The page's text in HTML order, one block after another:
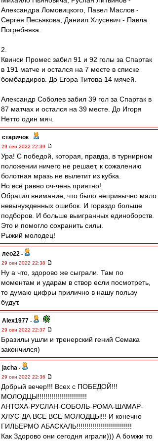
Александра Ломовицкого, Павел Маслов -
Сергея Песьякова, Даниил Хлусевич - Павла
Погребняка.
2.
Квинси Промес забил 91 и 92 голы за Спартак
в 191 матче и остался на 7 месте в списке
бомбардиров. До Егора Титова 14 мячей.
Александр Соболев забил 39 гол за Спартак в
87 матчах и остался на 39 месте. До Игоря
Нетто один мяч.
старичок -
29 сен 2022 22:39
Ура! С победой, которая, правда, в турнирном
положении ничего не решает, к сожалению
болотная мразь не вылетит из кубка.
Но всё равно оч-чень приятно!
Обратил внимание, что было непривычно мало
невынужденных ошибок. И гораздо больше
подборов. И больше выигранных единоборств.
Это и помогло сохранить силы.
Рыжий молодец!
лео22 -
29 сен 2022 22:38
Ну а что, здорово же сыграли. Там по
моментам и ударам в створ если посмотреть,
то думаю цифры прилично в нашу пользу
будут.
Alex1977 -
29 сен 2022 22:37
Бразилы ушли и тренерский гений Семака
закончился)
jacha -
29 сен 2022 22:36
Добрый вечер!!! Всех с ПОБЕДОЙ!!!
МОЛОДЦЫ!!!!!!!!!!!!!!!!!!!!!!!!!
АНТОХА-РУСЛАН-СОБОЛЬ-РОМА-ШАМАР-
ХЛУС-ДА ВСЕ ВСЕ МОЛОДЦЫ!!! И конечно
ГИЛЬЕРМО АБАСКАЛЬ!!!!!!!!!!!!!!!!!!!!!!!!!!!!
Как Здорово они сегодня играли))) А бомжи то